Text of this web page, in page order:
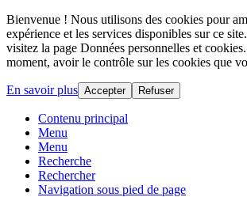
Bienvenue ! Nous utilisons des cookies pour
expérience et les services disponibles sur ce
visitez la page Données personnelles et
moment, avoir le contrôle sur les cookies que
En savoir plus Accepter Refuser
Contenu principal
Menu
Menu
Recherche
Rechercher
Navigation sous pied de page